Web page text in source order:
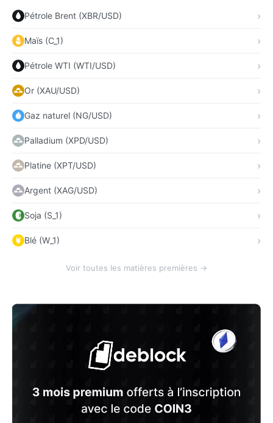
Pétrole Brent (XBR/USD)
Maïs (C_1)
Pétrole WTI (WTI/USD)
Or (XAU/USD)
Gaz naturel (NG/USD)
Palladium (XPD/USD)
Platine (XPT/USD)
Argent (XAG/USD)
Soja (S_1)
Blé (W_1)
Voir toutes les matières premières →